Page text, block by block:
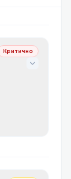
Критично